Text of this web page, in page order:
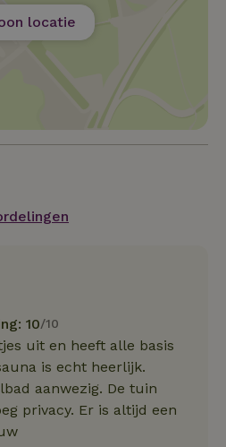
locatie
10/10
uit en heeft alle basis
is echt heerlijk.
aanwezig. De tuin
privacy. Er is altijd een